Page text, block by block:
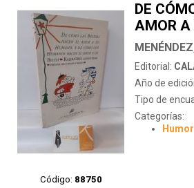
Código: 88750
DE
AMOR A
LOS
LO
Editorial:
Año de
Tipo de
Categorías:
Humor